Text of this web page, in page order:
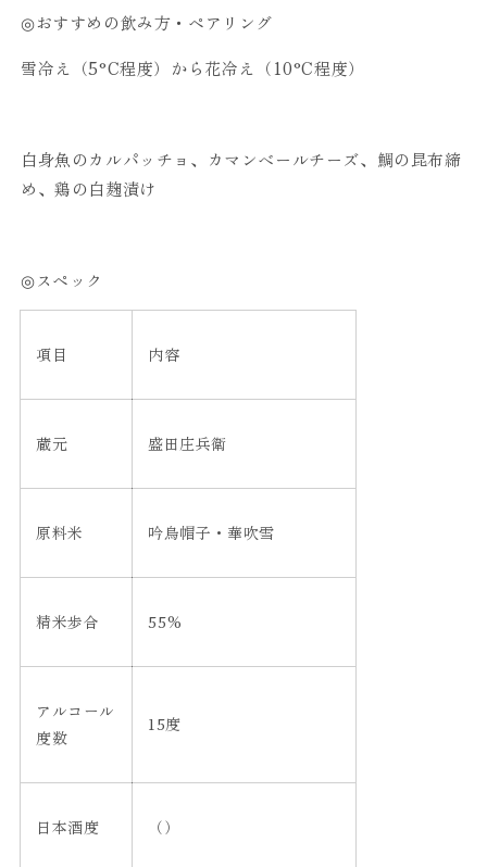
◎おすすめの飲み方・ペアリング
雪冷え（5°C程度）から花冷え（10°C程度）
白身魚のカルパッチョ、カマンベールチーズ、鯛の昆布締
め、鶏の白麹漬け
◎スペック
項目 内容
蔵元 盛田庄兵衛
原料米 吟烏帽子・華吹雪
精米歩合 55%
アルコール
度数
15度
日本酒度 （）